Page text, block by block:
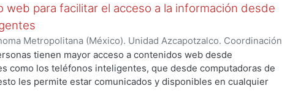
web para facilitar el acceso a la información desde
Metropolitana (México). Unidad Azcapotzalco. Coordinación
,2012-07)Granados García, Araceli
tienen mayor acceso a contenidos web desde
como los teléfonos inteligentes, que desde computadoras de
les permite estar comunicados y disponibles en cualquier